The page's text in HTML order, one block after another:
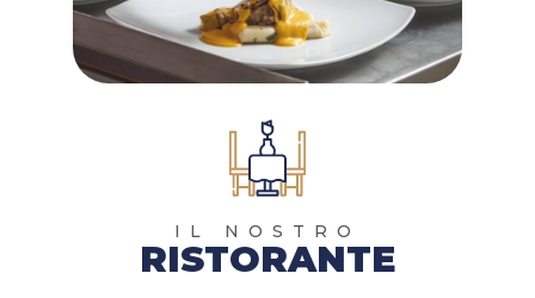
IL NOSTRO
RISTORANTE